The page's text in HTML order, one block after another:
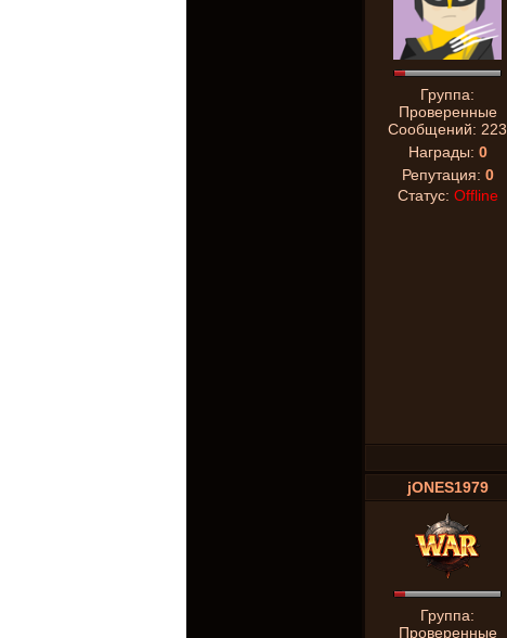
Группа:
Проверенные
Сообщений: 223
Награды: 0
Репутация: 0
Статус: Offline
jONES1979
Группа:
Проверенные